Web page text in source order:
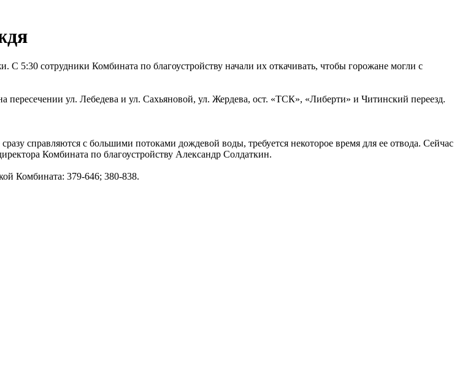
5:30 сотрудники Комбината по благоустройству начали их откачивать, чтобы горожане могли с
ул. Лебедева и ул. Сахьяновой, ул. Жердева, ост. «ТСК», «Либерти» и Читинский переезд.
справляются с большими потоками дождевой воды, требуется некоторое время для ее отвода. Сейчас
Комбината по благоустройству Александр Солдаткин.
Комбината: 379-646; 380-838.